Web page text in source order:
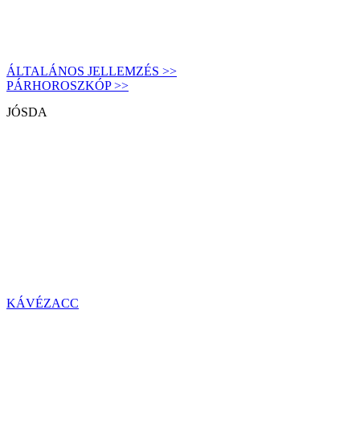
ÁLTALÁNOS JELLEMZÉS >>
PÁRHOROSZKÓP >>
JÓSDA
KÁVÉZACC